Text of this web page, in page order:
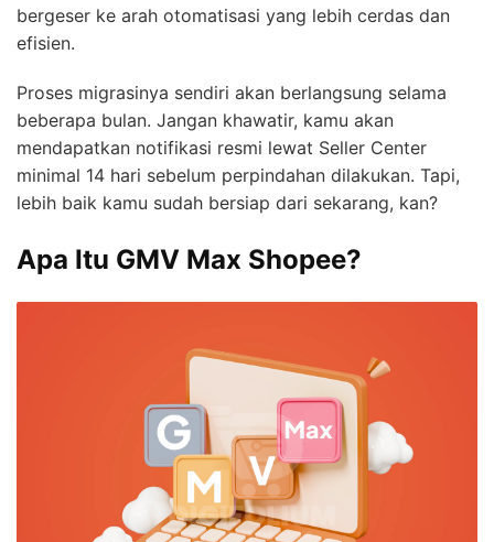
bergeser ke arah otomatisasi yang lebih cerdas dan
efisien.
Proses migrasinya sendiri akan berlangsung selama
beberapa bulan. Jangan khawatir, kamu akan
mendapatkan notifikasi resmi lewat Seller Center
minimal 14 hari sebelum perpindahan dilakukan. Tapi,
lebih baik kamu sudah bersiap dari sekarang, kan?
Apa Itu GMV Max Shopee?